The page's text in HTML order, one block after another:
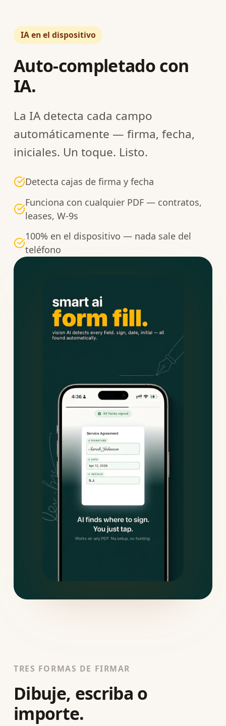
IA en el dispositivo
Auto-completado con
IA.
La IA detecta cada campo
automáticamente — firma, fecha,
iniciales. Un toque. Listo.
Detecta cajas de firma y fecha
Funciona con cualquier PDF — contratos,
leases, W-9s
100% en el dispositivo — nada sale del
teléfono
TRES FORMAS DE FIRMAR
Dibuje, escriba o
importe.